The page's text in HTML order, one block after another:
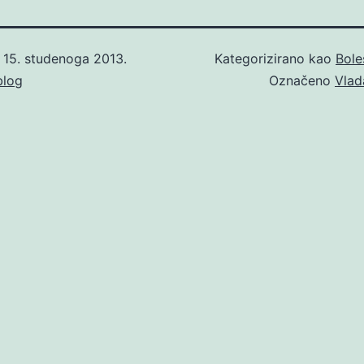
15. studenoga 2013.
Kategorizirano kao
Označeno